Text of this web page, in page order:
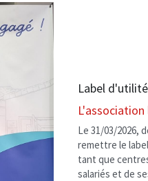
Label
Le 31/03/2026,
remettre le
tant que
salariés et de